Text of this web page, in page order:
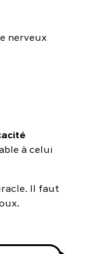
nerveux
à celui
Il faut